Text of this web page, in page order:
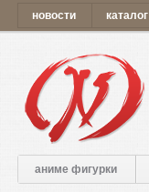
новости каталог
аниме фигурки